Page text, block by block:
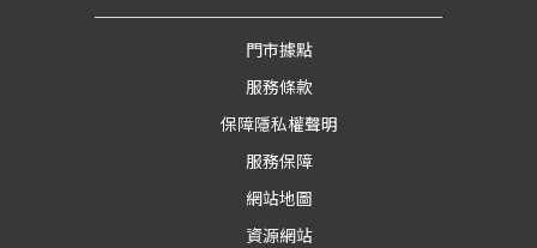
門市據點
服務條款
保障隱私權聲明
服務保障
網站地圖
資源網站